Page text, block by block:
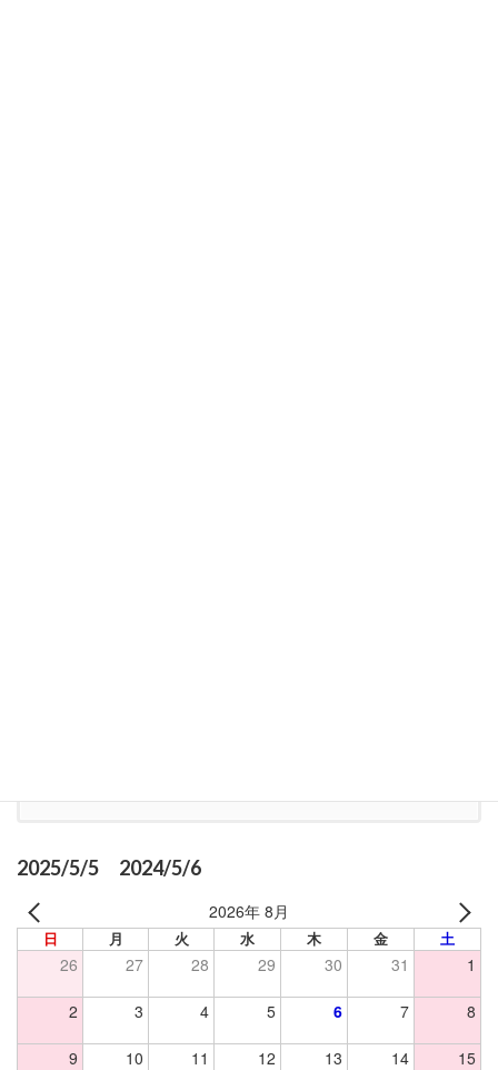
2025/5/5 2024/5/6
2026年 8月
日 月 火 水 木 金 土
26 27 28 29 30 31 1
2 3 4 5 6 7 8
9 10 11 12 13 14 15